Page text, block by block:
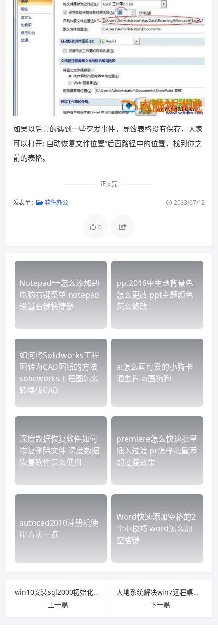
如果以后真的遇到一些突发事件，导致表格没有保存，大家
可以打开; 自动恢复文件位置”后面路径中的位置，找到你之
前的表格。
正文完
发表至： 软件办公 2023/07/12
0
Notepad++怎么添加到
电脑右键菜单 notepad
设置右键快捷键
ppt2016中主题背景色
怎么更改 ppt主题颜色
怎么修改
如何将Solidworks工程
图转为CAD图纸的方法
solidworks工程图怎么
转换成CAD
ai怎么画可爱的小狗卡
通生肖 ai画狗狗
深度数据恢复软件如何
恢复删除文件 深度数据
恢复软件怎么使用
premiere怎么快速批量
插入过渡 pr怎样批量添
加过渡效果
autocad2010注册机使
用方法一览
Word快速添加空格的2
个小技巧 word怎么加
空格键
win10安装sql2000初始化出错怎么办 win10安装sql2000没反应
上一篇
大地系统解决win7远程桌面开启失败的问题
下一篇